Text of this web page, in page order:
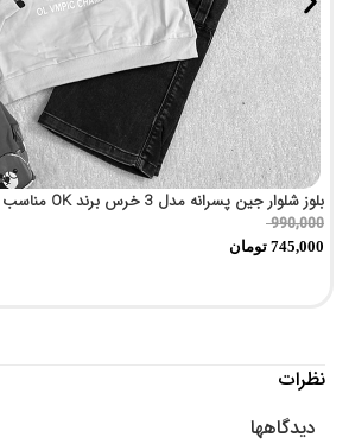
بلوز شلوار جین پسرانه مدل 3 خرس برند OK مناسب 8 تا 10 سال
990,000
745,000 تومان
نظرات
دیدگاهها